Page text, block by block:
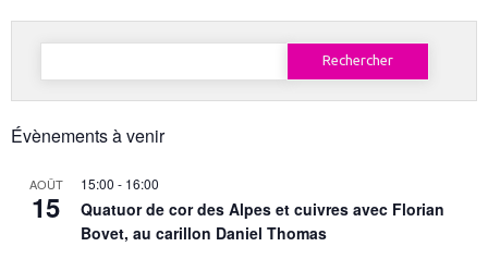
Rechercher :
Évènements à venir
AOÛT
15
15:00 - 16:00
Quatuor de cor des Alpes et cuivres avec Florian
Bovet, au carillon Daniel Thomas